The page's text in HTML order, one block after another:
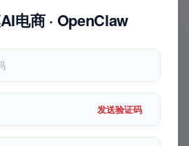
键
配乐 图 文 1
电商 · OpenClaw
发送验证码